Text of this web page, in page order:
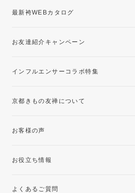
最新袴WEBカタログ
お友達紹介キャンペーン
インフルエンサーコラボ特集
京都きもの友禅について
お客様の声
お役立ち情報
よくあるご質問